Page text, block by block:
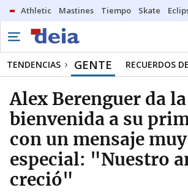
Athletic Mastines Tiempo Skate
TENDENCIAS GENTE RECUERDOS
Alex Berenguer da la
bienvenida a su
con un mensaje muy
especial: "Nuestro
creció"